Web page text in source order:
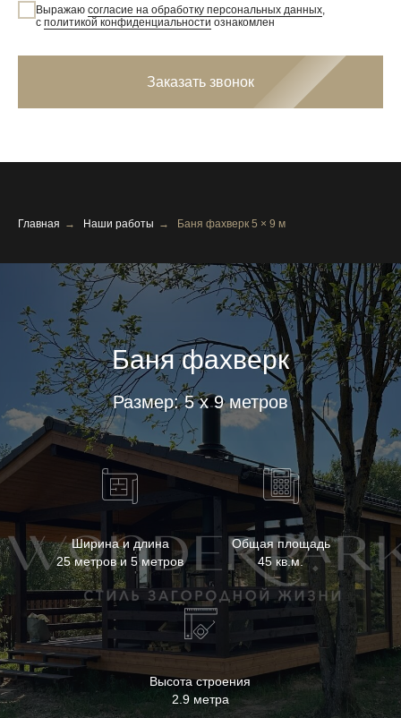
Выражаю согласие на обработку персональных данных
с политикой конфиденциальности ознакомлен
Заказать звонок
Главная → Наши работы → Баня фахверк 5 × 9 м
Баня фахверк
Размер: 5 х 9 метров
Ширина и длина
25 метров и 5 метров
Общая площадь
45 кв.м.
Высота строения
2.9 метра